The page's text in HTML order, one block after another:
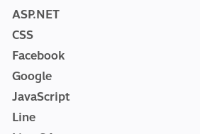
ASP.NET
CSS
Facebook
Google
JavaScript
Line